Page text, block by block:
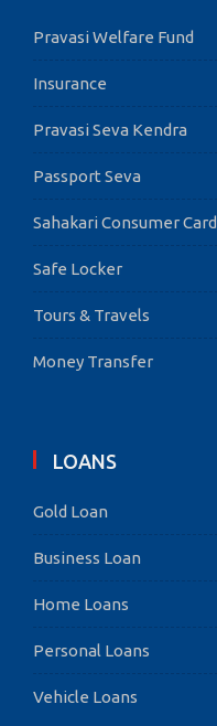
Pravasi Welfare Fund
Insurance
Pravasi Seva Kendra
Passport Seva
Sahakari Consumer Card
Safe Locker
Tours & Travels
Money Transfer
LOANS
Gold Loan
Business Loan
Home Loans
Personal Loans
Vehicle Loans